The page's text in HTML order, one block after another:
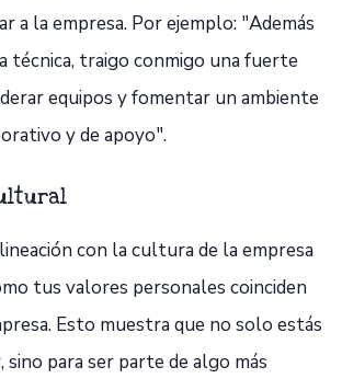
a la empresa. Por ejemplo: "Además
técnica, traigo conmigo una fuerte
equipos y fomentar un ambiente
y de apoyo".
con la cultura de la empresa
tus valores personales coinciden
Esto muestra que no solo estás
sino para ser parte de algo más